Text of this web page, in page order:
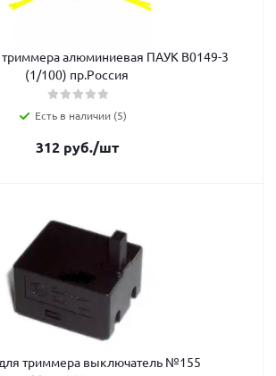
триммера алюминиевая ПАУК В0149-3
(1/100) пр.Россия
Есть в наличии (5)
312руб./шт
триммера выключатель №155